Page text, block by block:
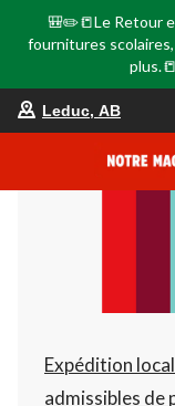
🎒✏️📒Le Retour
fournitures
Leduc, AB
Expédition
admissibles de